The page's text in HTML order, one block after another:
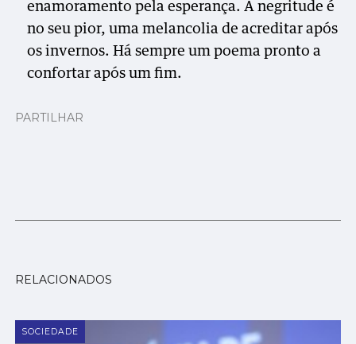
enamoramento pela esperança. A negritude é
no seu pior, uma melancolia de acreditar após
os invernos. Há sempre um poema pronto a
confortar após um fim.
PARTILHAR
RELACIONADOS
SOCIEDADE